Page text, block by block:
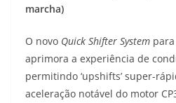
marcha)
O novo Quick Shifter System
aprimora a experiência de
permitindo ‘upshifts’ super-
aceleração notável do motor